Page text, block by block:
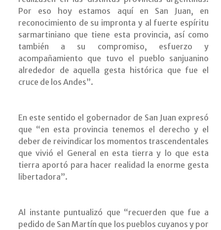
Por eso hoy estamos aquí en San Juan, en
reconocimiento de su impronta y al fuerte espíritu
sarmartiniano que tiene esta provincia, así como
también a su compromiso, esfuerzo y
acompañamiento que tuvo el pueblo sanjuanino
alrededor de aquella gesta histórica que fue el
cruce de los Andes”.
En este sentido el gobernador de San Juan expresó
que “en esta provincia tenemos el derecho y el
deber de reivindicar los momentos trascendentales
que vivió el General en esta tierra y lo que esta
tierra aportó para hacer realidad la enorme gesta
libertadora”.
Al instante puntualizó que “recuerden que fue a
pedido de San Martín que los pueblos cuyanos y por